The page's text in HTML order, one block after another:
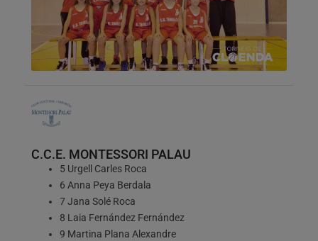
C.C.E. MONTESSORI PALAU
5 Urgell Carles Roca
6 Anna Peya Berdala
7 Jana Solé Roca
8 Laia Fernández Fernández
9 Martina Plana Alexandre